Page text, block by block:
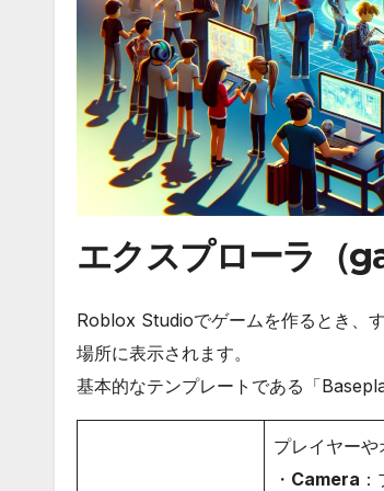
エクスプローラ（
Roblox Studioでゲームを作るとき、
場所に表示されます。
基本的なテンプレートである「
プレイヤーや
・ Camera